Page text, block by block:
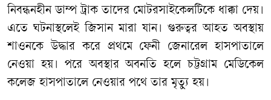
নিবন্ধনহীন ডাম্প ট্রাক তাদের মোটরসাইকেলটিকে ধাক্কা দেয়।
এতে ঘটনাস্থলেই জিসান মারা যান। গুরুত্বর আহত অবস্থায়
শাওনকে উদ্ধার করে প্রথমে ফেনী জেনারেল হাসপাতালে
নেওয়া হয়। পরে অবস্থার অবনতি হলে চট্টগ্রাম মেডিকেল
কলেজ হাসপাতালে নেওয়ার পথে তার মৃত্যু হয়।